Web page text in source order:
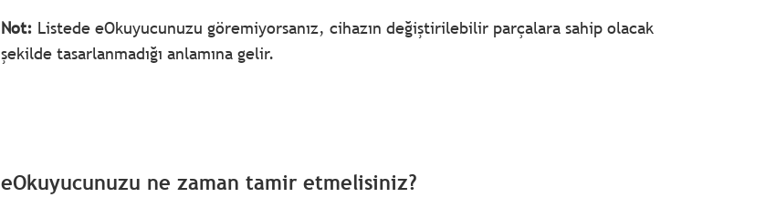
Not: Listede eOkuyucunuzu göremiyorsanız, cihazın değiştirilebilir parçalara sahip olacak
şekilde tasarlanmadığı anlamına gelir.
eOkuyucunuzu ne zaman tamir etmelisiniz?